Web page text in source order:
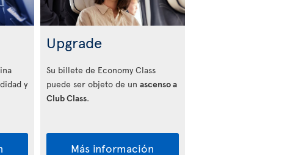
y
Upgrade
Su billete de Economy Class
puede ser objeto de un ascenso a
Club Class.
Más información